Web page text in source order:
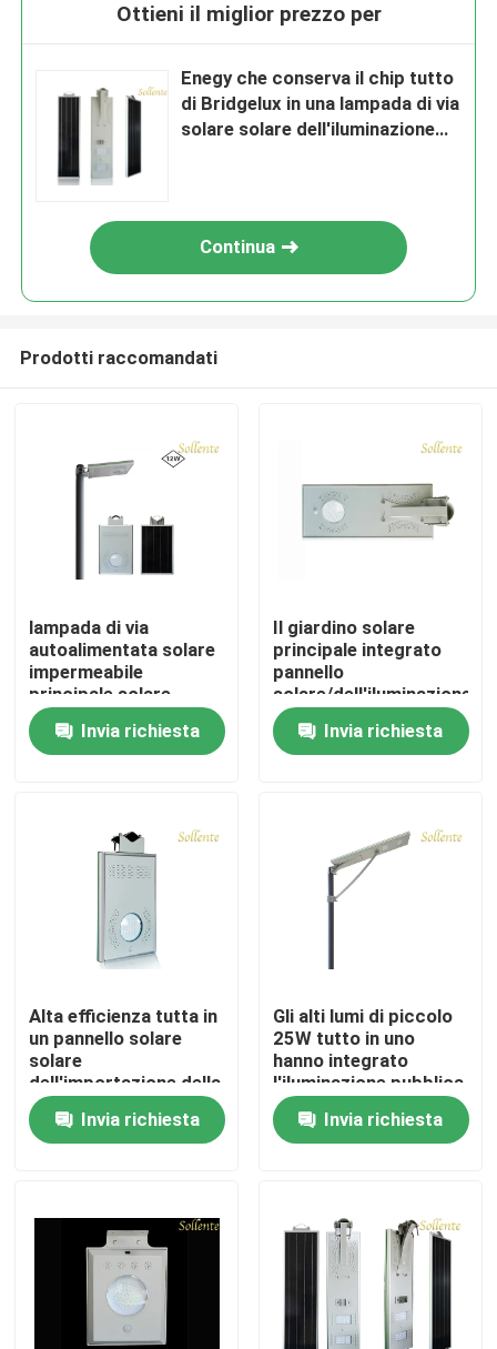
Casa
Prodotti
Modulo dell'iluminazione pubblica
Moduli della PANNOCCHIA LED
Matrice della lente del LED
Corredi di modifica dell'iluminazione pubblica del LED
Ottieni il miglior prezzo per
Enegy che conserva il chip tutto
di Bridgelux in una lampada di via
solare solare dell'iluminazione
Continua
Prodotti raccomandati
lampada di via
autoalimentata solare
impermeabile
principale solare
integrata esterno
dell'iluminazione
pubblica 1200-1320lm
Invia richiesta
Il giardino solare
principale integrato
pannello
solare/dell'iluminazione
pubblica si accende
con l'alloggio della
lega di alluminio
Invia richiesta
Alta efficienza tutta in
un pannello solare
solare
dell'importazione della
luce 800-900LM del
cortile della via
Invia richiesta
Gli alti lumi di piccolo
25W tutto in uno
hanno integrato
l'iluminazione pubblica
solare per il giardino
Invia richiesta